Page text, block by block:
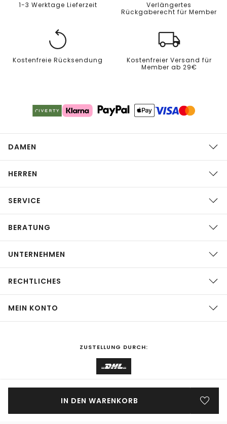
IN DEN WARENKORB
1-3 Werktage Lieferzeit
Verlängertes
Rückgaberecht für Member
Kostenfreie Rücksendung
Kostenfreier Versand für
Member ab 29€
DAMEN
HERREN
SERVICE
BERATUNG
UNTERNEHMEN
RECHTLICHES
MEIN KONTO
ZUSTELLUNG DURCH: